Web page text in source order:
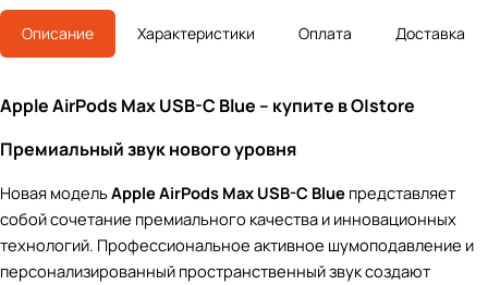
Описание Характеристики Оплата Доставка
Apple AirPods Max USB-C Blue – купите в O|store
Премиальный звук нового уровня
Новая модельApple AirPods Max USB-C Blue представляет
собой сочетание премиального качества и инновационных
технологий. Профессиональное активное шумоподавление и
персонализированный пространственный звук создают